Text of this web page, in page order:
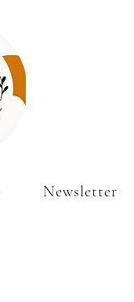
Newsletter